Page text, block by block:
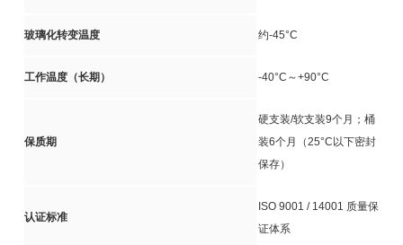
玻璃化转变温度 约-45°C
工作温度（长期） -40°C～+90°C
保质期
硬支装/软支装9个月；桶
装6个月（25°C以下密封
保存）
认证标准
ISO 9001 / 14001 质量保
证体系